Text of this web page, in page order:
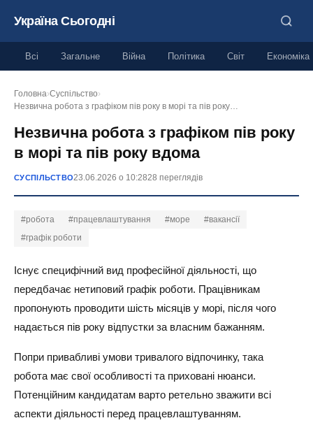
Україна Сьогодні
Всі Загальне Війна Політика Світ Економіка
Головна›Суспільство›
Незвична робота з графіком пів року в морі та пів року…
Незвична робота з графіком пів року
в морі та пів року вдома
СУСПІЛЬСТВО23.06.2026 о 10:2828 переглядів
#робота #працевлаштування #море
#вакансії
#графік роботи
Існує специфічний вид професійної діяльності, що
передбачає нетиповий графік роботи. Працівникам
пропонують проводити шість місяців у морі, після чого
надається пів року відпустки за власним бажанням.
Попри привабливі умови тривалого відпочинку, така
робота має свої особливості та приховані нюанси.
Потенційним кандидатам варто ретельно зважити всі
аспекти діяльності перед працевлаштуванням.